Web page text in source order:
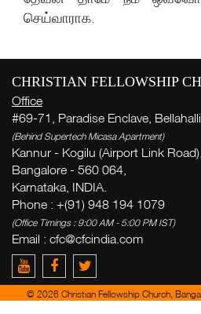
செய்வாராக.
CHRISTIAN FELLOWSHIP
Office
#69-71, Paradise Enclave,
(Behind Supertech Micasa Apartment)
Kannur - Kogilu (Airport Link Road),
Bangalore - 560 064,
Karnataka, INDIA.
Phone : +(91) 948 194 1079
(Office Timings : 9:00 AM - 5:00 PM IST)
Email : cfc@cfcindia.com
© 2026 Christian Fellowship Church,